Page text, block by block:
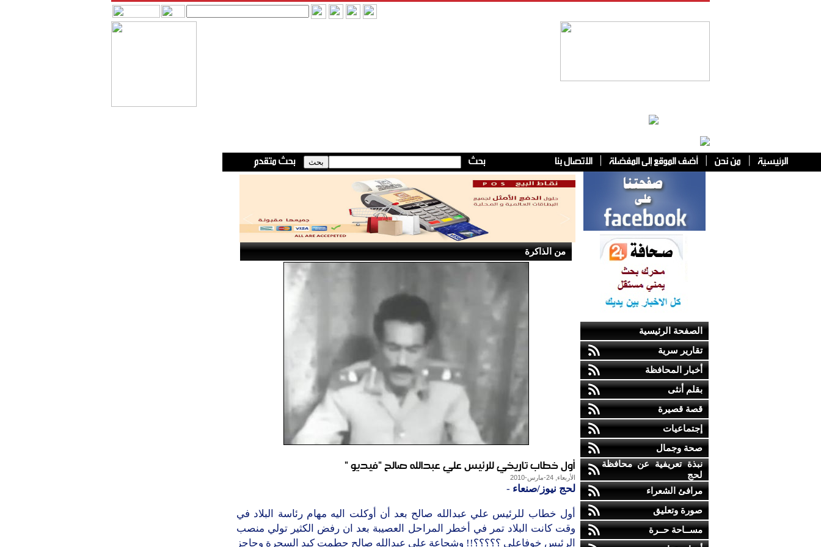
الصفحة الرئيسية
تقارير سرية
أخبار المحافظة
بقلم أنثى
قصة قصيرة
إجتماعيات
صحة وجمال
نبذة تعريفية عن محافظة
لحج
مرافئ الشعراء
صورة وتعليق
مســاحة حــرة
من الذاكرة
أول خطاب تاريخي للرئيس علي عبدالله صالح "فيديو "
الأربعاء, 24-مارس-2010
لحج نيوز/صنعاء -
أول خطاب للرئيس علي عبدالله صالح بعد أن أوكلت اليه مهام رئاسة البلاد في
وقت كانت البلاد تمر في أخطر المراحل العصيبة بعد ان رفض الكثير تولي منصب
الرئيس خوفاعلى ؟؟؟؟؟!! وشجاعة علي عبدالله صالح حطمت كيد السحرة وحاجز